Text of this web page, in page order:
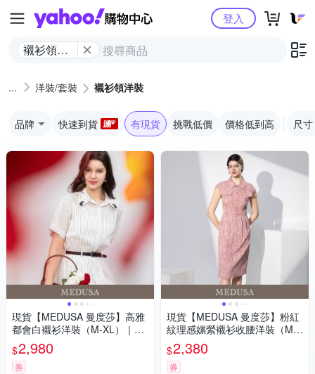
Yahoo購物中心
襯衫領洋
登入
洋裝/套裝 襯衫領洋裝
品牌 快速到貨 有現貨 挑戰低價 價格低到高 尺寸
現貨【MEDUSA 曼度莎】高雅
都會白襯衫洋裝（M-XL）｜襯
衫洋裝 都會造型 上班穿搭
$2,980
券
現貨【MEDUSA 曼度莎】粉紅
紋理感嫘縈襯衫收腰洋裝（M-X
L）｜嫘縈洋裝 襯衫洋裝 氣質
穿搭
$2,380
券